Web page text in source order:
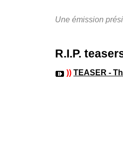
Une émission
R.I.P.
)) TEASER -